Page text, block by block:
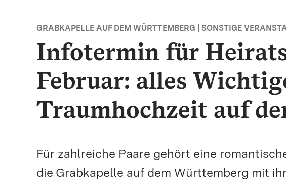
GRABKAPELLE AUF DEM WÜRTTEMBERG | SONSTIGE
Infotermin für
Februar: alles
Traumhochzeit auf
Für zahlreiche Paare gehört eine
die Grabkapelle auf dem Württemberg mit